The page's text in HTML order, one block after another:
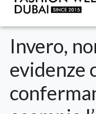
Invero,
evidenze